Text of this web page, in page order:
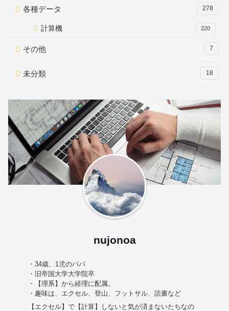
各種データ 278
計算機 220
その他 7
未分類 18
nujonoa
・34歳、1児のパパ
・旧帝国大学大学院卒
・【理系】から経理に配属。
・趣味は、エクセル、登山、フットサル、読書など
【エクセル】で【計算】しないと気が済まないたちなの